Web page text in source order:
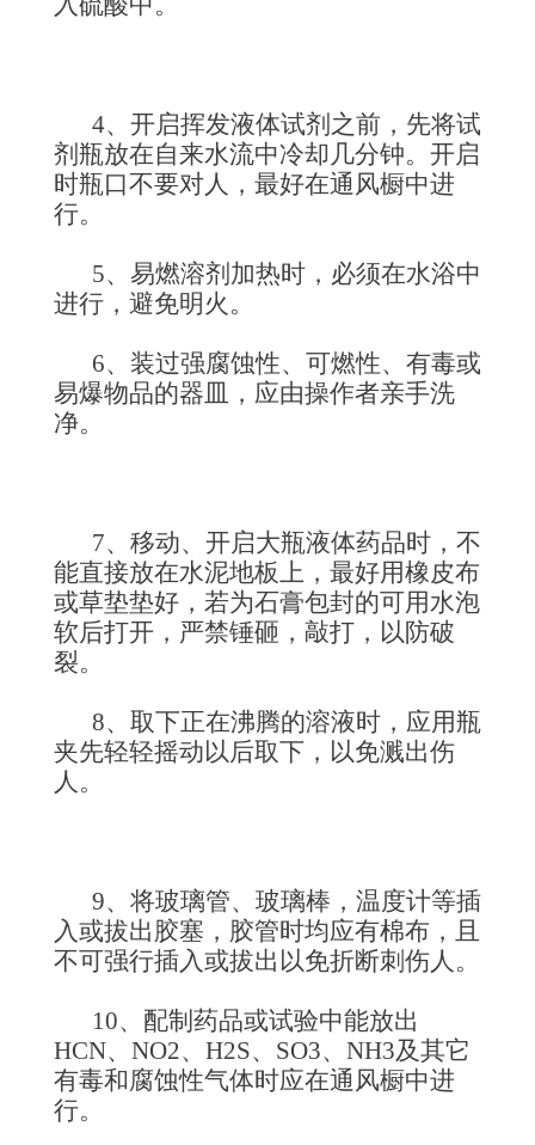
4、开启挥发液体试剂之前，先将试
剂瓶放在自来水流中冷却几分钟。开启
时瓶口不要对人，最好在通风橱中进
行。
5、易燃溶剂加热时，必须在水浴中
进行，避免明火。
6、装过强腐蚀性、可燃性、有毒或
易爆物品的器皿，应由操作者亲手洗
净。
7、移动、开启大瓶液体药品时，不
能直接放在水泥地板上，最好用橡皮布
或草垫垫好，若为石膏包封的可用水泡
软后打开，严禁锤砸，敲打，以防破
裂。
8、取下正在沸腾的溶液时，应用瓶
夹先轻轻摇动以后取下，以免溅出伤
人。
9、将玻璃管、玻璃棒，温度计等插
入或拔出胶塞，胶管时均应有棉布，且
不可强行插入或拔出以免折断刺伤人。
10、配制药品或试验中能放出
HCN、NO2、H2S、SO3、NH3及其它
有毒和腐蚀性气体时应在通风橱中进
行。